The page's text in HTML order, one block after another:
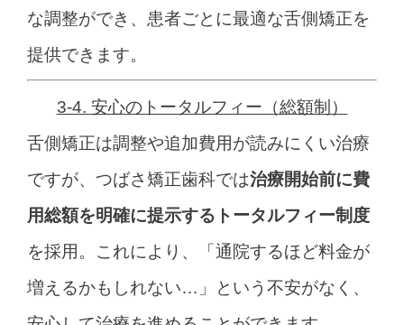
な調整ができ、 患者ごとに最適な舌側矯正を
提供できます。
3-4. 安心のトータルフィー（総額制）
舌側矯正は調整や追加費用が読みにくい治療
ですが、 つばさ矯正歯科では治療開始前に費
用総額を明確に提示するトータルフィー制度
を採用。 これにより、
「通院するほど料金が
増えるかもしれない…」
という不安がなく、